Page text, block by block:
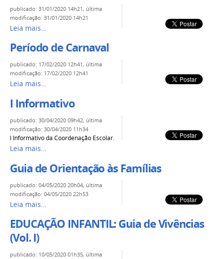
publicado: 31/01/2020 14h21, última
modificação: 31/01/2020 14h21
Leia mais…
Período de Carnaval
publicado: 17/02/2020 12h41, última
modificação: 17/02/2020 12h41
Leia mais…
I Informativo
publicado: 30/04/2020 09h42, última
modificação: 30/04/2020 11h34
I Informativo da Coordenação Escolar.
Leia mais…
Guia de Orientação às Famílias
publicado: 04/05/2020 20h04, última
modificação: 04/05/2020 22h53
Leia mais…
EDUCAÇÃO INFANTIL: Guia de Vivências
(Vol. I)
publicado: 10/05/2020 01h35, última